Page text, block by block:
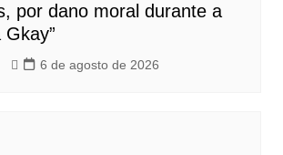
por dano moral durante a
Gkay”
6 de agosto de 2026